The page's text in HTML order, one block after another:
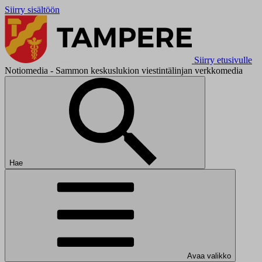
Siirry sisältöön
Siirry etusivulle
Notiomedia - Sammon keskuslukion viestintälinjan verkkomedia
Hae
Avaa valikko